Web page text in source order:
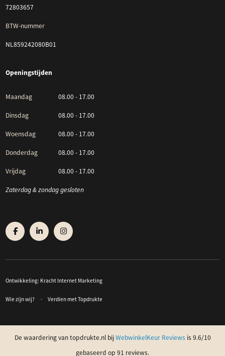
72803657
BTW-nummer
NL859242080B01
Openingstijden
Maandag 08.00 - 17.00
Dinsdag 08.00 - 17.00
Woensdag 08.00 - 17.00
Donderdag 08.00 - 17.00
Vrijdag 08.00 - 17.00
Zaterdag & zondag gesloten
Ontwikkeling: Kracht Internet Marketing
Wie zijn wij? Verdien met Topdrukte
De waardering van topdrukte.nl bijWebwinkelKeur Reviewsis 9.6/10
gebaseerd op 91 reviews.